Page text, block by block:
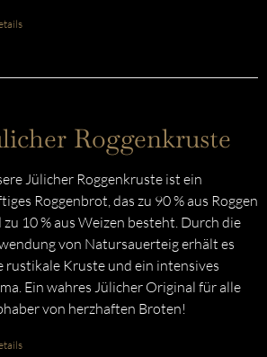
Roggenkruste
Jülicher Roggenkruste ist ein
Roggenbrot, das zu 90 % aus Roggen
zu 10 % aus Weizen besteht. Durch die
von Natursauerteig erhält es
rustikale Kruste und ein intensives
Ein wahres Jülicher Original für alle
von herzhaften Broten!